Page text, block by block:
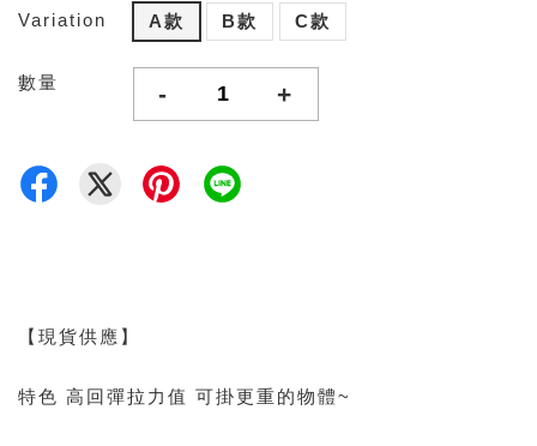
Variation A款 B款 C款
數量 - +
【現貨供應】
特色 高回彈拉力值 可掛更重的物體~